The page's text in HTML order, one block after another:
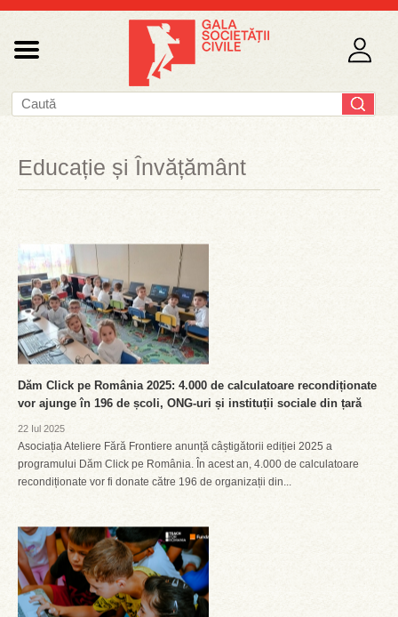
Educație și Învățământ
Dăm Click pe România 2025: 4.000 de calculatoare recondiționate
vor ajunge în 196 de școli, ONG-uri și instituții sociale din țară
22 Iul 2025
Asociația Ateliere Fără Frontiere anunță câștigătorii ediției 2025 a
programului Dăm Click pe România. În acest an, 4.000 de calculatoare
recondiționate vor fi donate către 196 de organizații din...